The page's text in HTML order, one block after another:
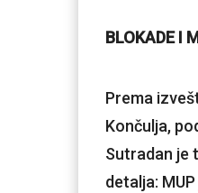
BLOKADE I
Prema
Končulja,
Sutradan je
detalja: